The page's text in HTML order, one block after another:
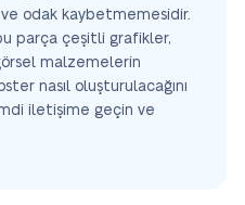
odak kaybetmemesidir.
parça çeşitli grafikler,
malzemelerin
nasıl oluşturulacağını
iletişime geçin ve